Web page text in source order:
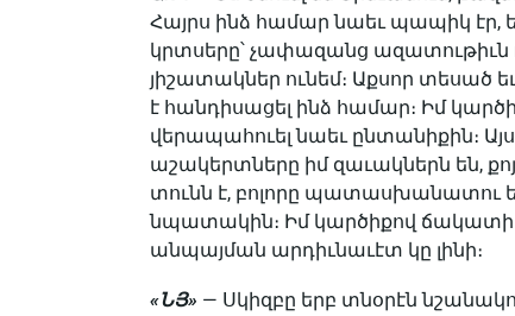
Հայրս ինձ համար նաեւ պապիկ էր,
կրտսերը՝ չափազանց ազատութիւն
յիշատակներ ունեմ։ Աքսոր
է հանդիսացել ինձ համար։ Իմ
վերապահուել նաեւ ընտանիքին։
աշակերտները իմ զաւակներն են,
տունն է, բոլորը պատասխանատու
նպատակին։ Իմ կարծիքով
անպայման արդիւնաւէտ կը լինի։
«ՆՅ» — Սկիզբը երբ տնօրէն